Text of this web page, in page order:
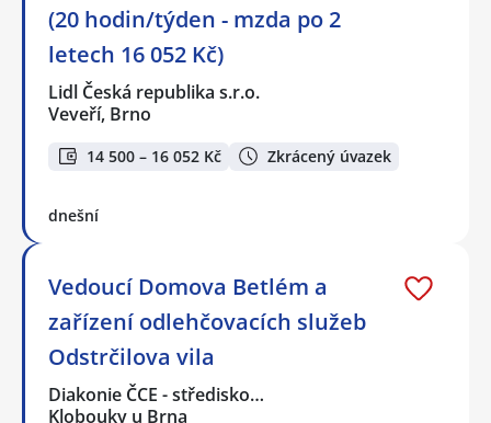
(20 hodin/týden - mzda po 2
letech 16 052 Kč)
Lidl Česká republika s.r.o.
Veveří, Brno
14 500 – 16 052 Kč Zkrácený úvazek
dnešní
Vedoucí Domova Betlém a
zařízení odlehčovacích služeb
Odstrčilova vila
Diakonie ČCE - středisko…
Klobouky u Brna